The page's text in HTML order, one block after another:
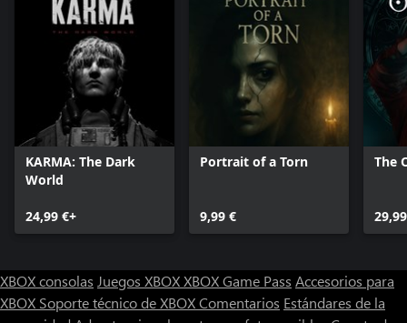
KARMA: The Dark
World
24,99 €+
Portrait of a Torn
9,99 €
The
XBOX consolas Juegos XBOXXBOX Game Pass Accesorios para
XBOX Soporte técnico de XBOXComentarios Estándares de la